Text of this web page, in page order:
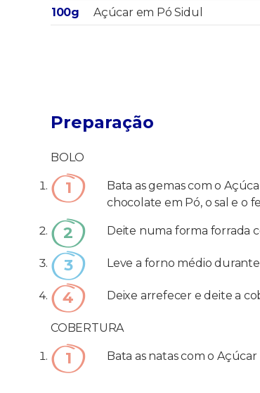
100g
Açúcar em Pó Sidul
Preparação
BOLO
Bata as gemas com o
chocolate em Pó, o sal e o
Deite numa forma forrada
Leve a forno médio
Deixe arrefecer e deite a
COBERTURA
Bata as natas com o